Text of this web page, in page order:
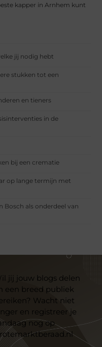
kapper in Arnhem kunt
jij nodig hebt
stukken tot een
en tieners
in de
bij een crematie
op lange termijn met
Bosch als onderdeel van
jij jouw blogs delen
een breed publiek
Wacht niet
en registreer je
nog op